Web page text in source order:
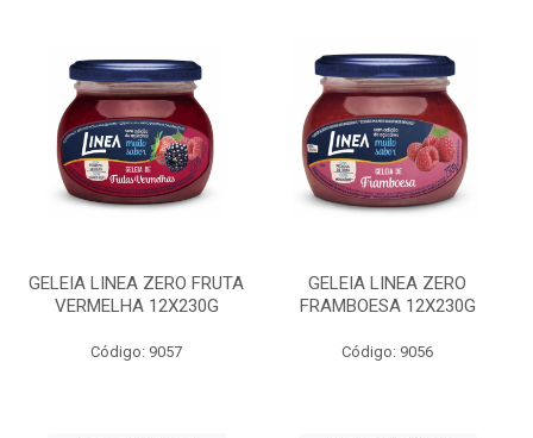
GELEIA LINEA ZERO FRUTA
VERMELHA 12X230G
Código: 9057
GELEIA LINEA ZERO
FRAMBOESA 12X230G
Código: 9056